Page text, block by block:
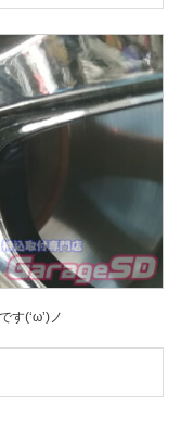
す(‘ω’)ノ